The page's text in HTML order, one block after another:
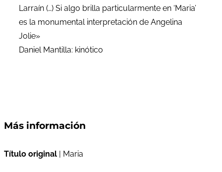
Larraín (…) Si algo brilla particularmente en ‘Maria’
es la monumental interpretación de Angelina
Jolie»
Daniel Mantilla: kinótico
Más información
Título original | Maria